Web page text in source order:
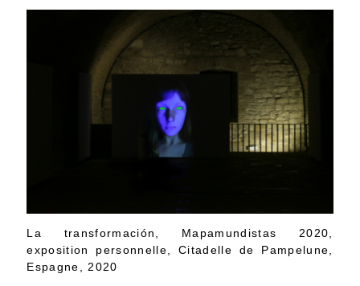
La transformación, Mapamundistas 2020,
exposition personnelle, Citadelle de Pampelune,
Espagne, 2020